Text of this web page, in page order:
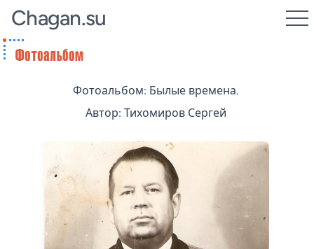
Chagan.su
Фотоальбом: Былые времена.
Автор: Тихомиров Сергей